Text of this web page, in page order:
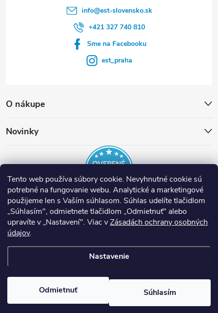
Tento web používa súbory cookie. Nevyhnutné cookie sú
potrebné na fungovanie webu. Analytické a marketingové
použijeme len s Vaším súhlasom. Súhlas udelíte tlačidlom
„Súhlasím", odmietnete tlačidlom „Odmietnuť" alebo
upravíte v „Nastavení". Viac vZásadách ochrany osobných
údajov.
Nastavenie
Odmietnuť Súhlasím
O nákupe
Novinky
info@est-slovensko.sk
+421 327 740 810
Sme na Facebooku
est_praha
EST Slovensko Inteligentné termostaty tado°
Nuki Smart Lock
Nástroje Runpotec
nastavenie cookies